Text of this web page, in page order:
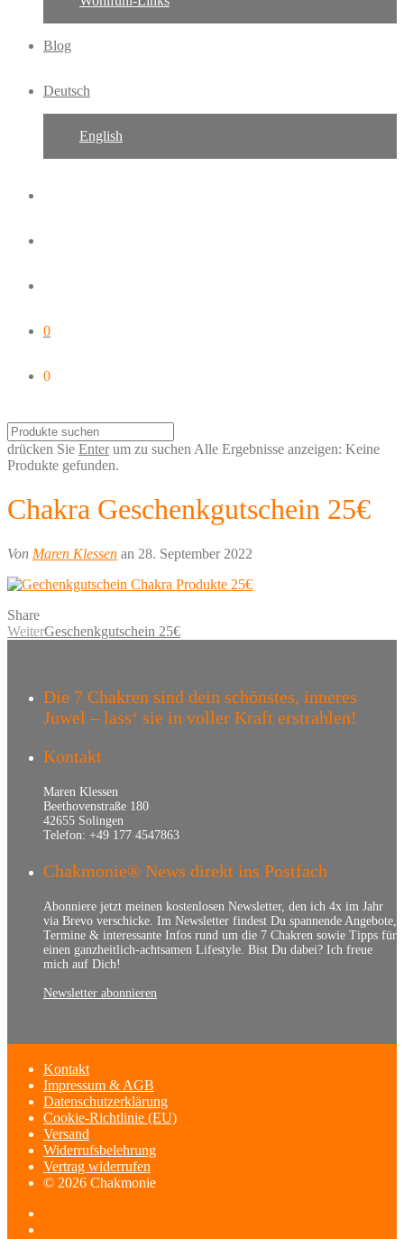
Blog
Deutsch
English
0
0
drücken Sie Enterum zu suchen Alle Ergebnisse anzeigen: Keine
Produkte gefunden.
Chakra Geschenkgutschein 25€
Von Maren Klessen an 28. September 2022
Share
WeiterGeschenkgutschein 25€
Die 7 Chakren sind dein schönstes, inneres
Juwel – lass‘ sie in voller Kraft erstrahlen!
Kontakt
Maren Klessen
Beethovenstraße 180
42655 Solingen
Telefon: +49 177 4547863
Chakmonie® News direkt ins Postfach
Abonniere jetzt meinen kostenlosen Newsletter, den ich 4x im Jahr
via Brevo verschicke. Im Newsletter findest Du spannende Angebote,
Termine & interessante Infos rund um die 7 Chakren sowie Tipps für
einen ganzheitlich-achtsamen Lifestyle. Bist Du dabei? Ich freue
mich auf Dich!
Newsletter abonnieren
Kontakt
Impressum & AGB
Datenschutzerklärung
Cookie-Richtlinie (EU)
Versand
Widerrufsbelehrung
Vertrag widerrufen
© 2026 Chakmonie